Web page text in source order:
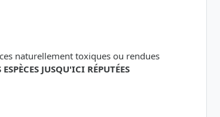
naturellement toxiques ou rendues
JUSQU'ICI RÉPUTÉES